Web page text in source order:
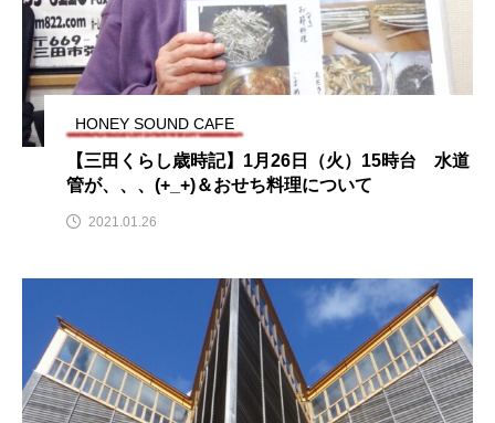
もたいまさこ もっと知りたい認知症のこと
もんがきとしこの知りたい、聞きたい、伝えたい
やよい幼稚園 ゆたかな第三の人生のススメ
ゆりのき台中学校 ゆりのき台小学校
わたしらしく心豊かに過ごすためのふくし情報！
わたなべあや わらべうたベビーマッサージ
アカデミックコモンズ アクトスクエア
アナ・レナス
HONEY SOUND CAFE
【三田くらし歳時記】1月26日（火）15時台 水道
管が、、、(+_+)＆おせち料理について
2021.01.26